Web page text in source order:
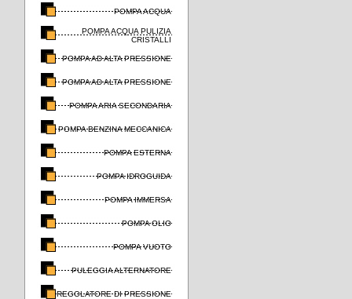
POMPA ACQUA
POMPA ACQUA PULIZIA
CRISTALLI
POMPA AD ALTA PRESSIONE
POMPA AD ALTA PRESSIONE
POMPA ARIA SECONDARIA
POMPA BENZINA MECCANICA
POMPA ESTERNA
POMPA IDROGUIDA
POMPA IMMERSA
POMPA OLIO
POMPA VUOTO
PULEGGIA ALTERNATORE
REGOLATORE DI PRESSIONE